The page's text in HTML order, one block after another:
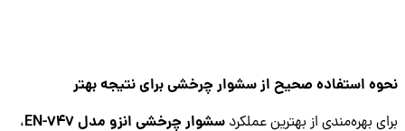
استفاده صحیح از سشوار چرخشی برای نتیجه بهتر
بهره‌مندی از بهترین عملکردسشوار چرخشی انزو مدل EN-747 ،